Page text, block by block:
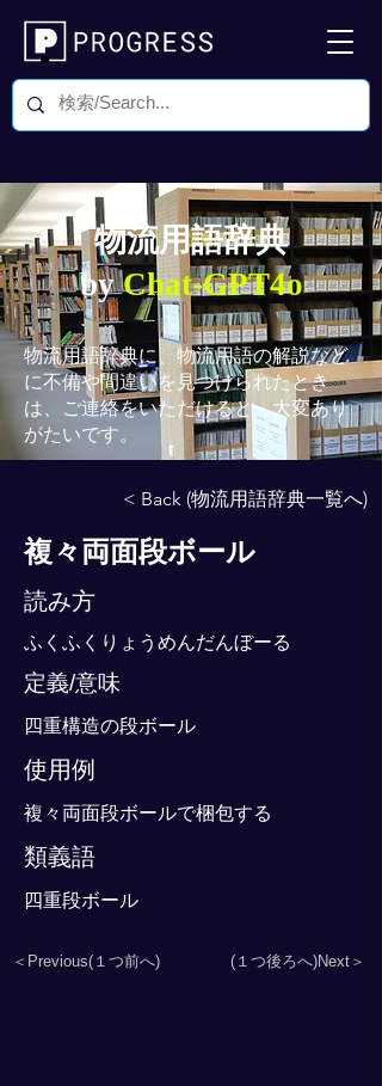
物流用語辞典
byChat-GPT4o
物流用語辞典に、物流用語の解説など
に不備や間違いを見つけられたとき
は、ご連絡をいただけると、大変あり
がたいです。
< Back (物流用語辞典一覧へ)
複々両面段ボール
読み方
ふくふくりょうめんだんぼーる
定義/意味
四重構造の段ボール
使用例
複々両面段ボールで梱包する
類義語
四重段ボール
＜Previous(１つ前へ) (１つ後ろへ)Next＞